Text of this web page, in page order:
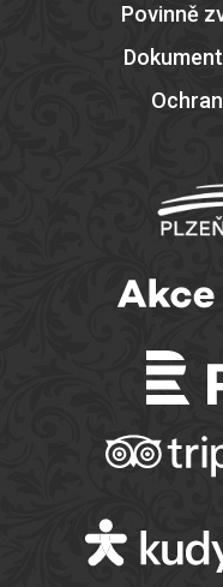
Povinně